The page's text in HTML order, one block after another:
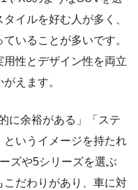
イルを好む人が多く、
いることが多いです。
性とデザイン性を両立
えます。
に余裕がある」「ステ
いうイメージを持たれ
ズや5シリーズを選ぶ
こだわりがあり、車に対